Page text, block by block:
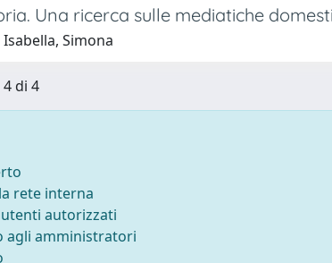
Una ricerca sulle mediatiche
Simona
di 4
rete interna
autorizzati
agli amministratori